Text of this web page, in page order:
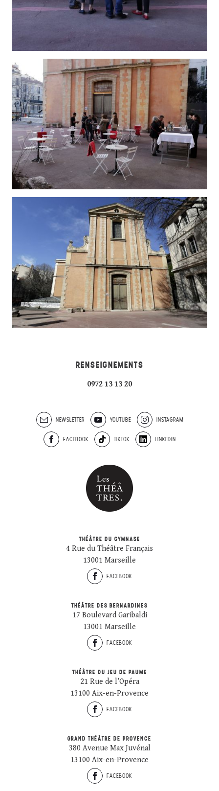
RENSEIGNEMENTS
0972 13 13 20
NEWSLETTER YOUTUBE INSTAGRAM
FACEBOOK TIKTOK LINKEDIN
THÉÂTRE DU GYMNASE
4 Rue du Théâtre Français
13001 Marseille
FACEBOOK
THÉÂTRE DES BERNARDINES
17 Boulevard Garibaldi
13001 Marseille
FACEBOOK
THÉÂTRE DU JEU DE PAUME
21 Rue de l’Opéra
13100 Aix-en-Provence
FACEBOOK
GRAND THÉÂTRE DE PROVENCE
380 Avenue Max Juvénal
13100 Aix-en-Provence
FACEBOOK